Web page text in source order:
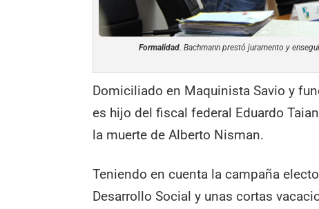
Formalidad. Bachmann prestó juramento y
Domiciliado en Maquinista Savio y
es hijo del fiscal federal Eduardo
la muerte de Alberto Nisman.
Teniendo en cuenta la campaña
Desarrollo Social y unas cortas